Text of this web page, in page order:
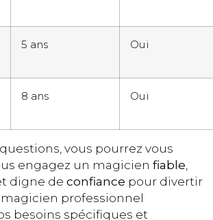
5 ans Oui
8 ans Oui
vous pourrez vous
engagez un magicien fiable,
digne de confiance pour divertir
professionnel
besoins spécifiques et